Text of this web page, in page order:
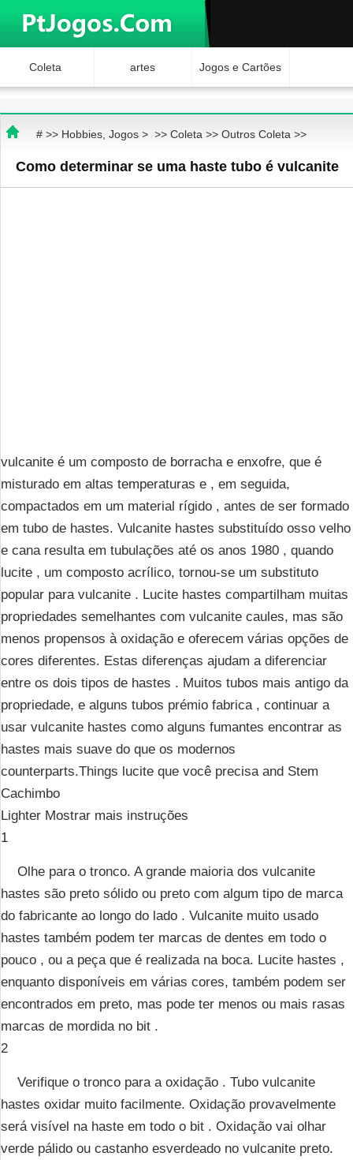
Coleta artes Jogos e Cartões
# >> Hobbies, Jogos> >> Coleta >> Outros Coleta >>
Como determinar se uma haste tubo é vulcanite
vulcanite é um composto de borracha e enxofre, que é
misturado em altas temperaturas e , em seguida,
compactados em um material rígido , antes de ser formado
em tubo de hastes. Vulcanite hastes substituído osso velho
e cana resulta em tubulações até os anos 1980 , quando
lucite , um composto acrílico, tornou-se um substituto
popular para vulcanite . Lucite hastes compartilham muitas
propriedades semelhantes com vulcanite caules, mas são
menos propensos à oxidação e oferecem várias opções de
cores diferentes. Estas diferenças ajudam a diferenciar
entre os dois tipos de hastes . Muitos tubos mais antigo da
propriedade, e alguns tubos prémio fabrica , continuar a
usar vulcanite hastes como alguns fumantes encontrar as
hastes mais suave do que os modernos
counterparts.Things lucite que você precisa and Stem
Cachimbo
Lighter Mostrar mais instruções
1
Olhe para o tronco. A grande maioria dos vulcanite
hastes são preto sólido ou preto com algum tipo de marca
do fabricante ao longo do lado . Vulcanite muito usado
hastes também podem ter marcas de dentes em todo o
pouco , ou a peça que é realizada na boca. Lucite hastes ,
enquanto disponíveis em várias cores, também podem ser
encontrados em preto, mas pode ter menos ou mais rasas
marcas de mordida no bit .
2
Verifique o tronco para a oxidação . Tubo vulcanite
hastes oxidar muito facilmente. Oxidação provavelmente
será visível na haste em todo o bit . Oxidação vai olhar
verde pálido ou castanho esverdeado no vulcanite preto.